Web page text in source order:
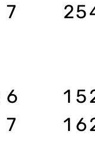
7 25
6 1 5
7 1 6